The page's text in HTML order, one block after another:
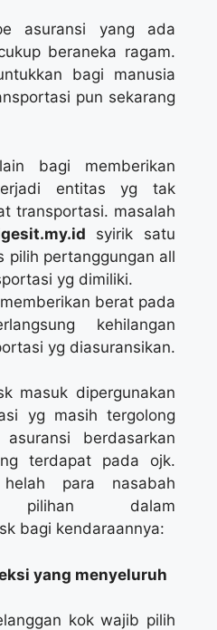
asuransi yang ada
beraneka ragam.
bagi manusia
pun sekarang
bagi memberikan
entitas yg tak
transportasi. masalah
syirik satu
pilih pertanggungan all
yg dimiliki.
berat pada
kehilangan
yg diasuransikan.
masuk dipergunakan
yg masih tergolong
berdasarkan
terdapat pada ojk.
para nasabah
pilihan dalam
bagi kendaraannya:
yang menyeluruh
kok wajib pilih